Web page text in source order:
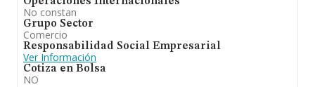
No constan
Grupo Sector
Comercio
Responsabilidad Social Empresarial
Ver Información
Cotiza en Bolsa
NO